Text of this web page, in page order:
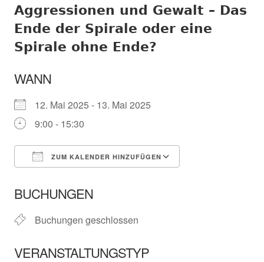
Aggressionen und Gewalt – Das
Ende der Spirale oder eine
Spirale ohne Ende?
WANN
12. Mai 2025 - 13. Mai 2025
9:00 - 15:30
ZUM KALENDER HINZUFÜGEN
BUCHUNGEN
Buchungen geschlossen
VERANSTALTUNGSTYP